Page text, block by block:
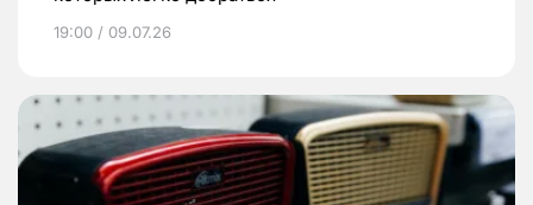
19:00 / 09.07.26